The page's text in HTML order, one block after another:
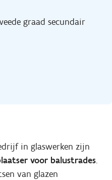
graad secundair
in glaswerken zijn
voor balustrades.
van glazen